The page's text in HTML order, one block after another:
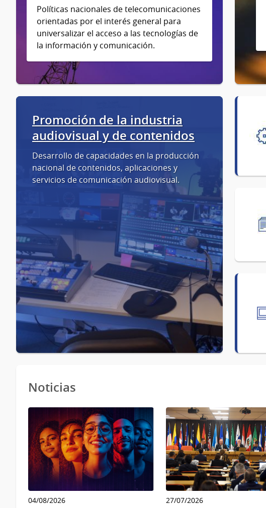
Políticas nacionales de telecomunicaciones
orientadas por el interés general para
universalizar el acceso a las tecnologías de
la información y comunicación.
Promoción de la industria
audiovisual y de contenidos
Desarrollo de capacidades en la producción
nacional de contenidos, aplicaciones y
servicios de comunicación audiovisual.
Noticias
04/08/2026 27/07/2026